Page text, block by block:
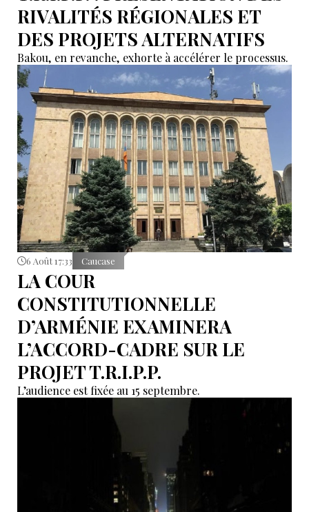
RIVALITÉS RÉGIONALES ET
DES PROJETS ALTERNATIFS
Bakou, en revanche, exhorte à accélérer le processus.
6 Août 17:33 Caucase
LA COUR
CONSTITUTIONNELLE
D’ARMÉNIE EXAMINERA
L’ACCORD-CADRE SUR LE
PROJET T.R.I.P.P.
L’audience est fixée au 15 septembre.